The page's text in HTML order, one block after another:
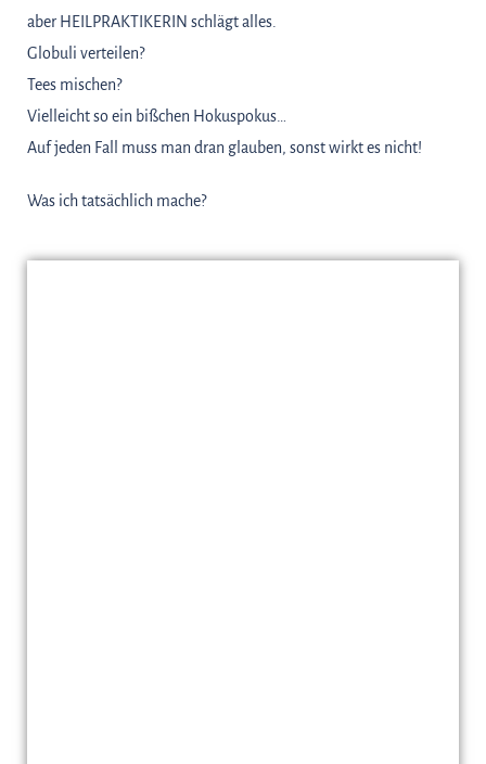
aber HEILPRAKTIKERIN schlägt alles.
Globuli verteilen?
Tees mischen?
Vielleicht so ein bißchen Hokuspokus…
Auf jeden Fall muss man dran glauben, sonst wirkt es nicht!
Was ich tatsächlich mache?